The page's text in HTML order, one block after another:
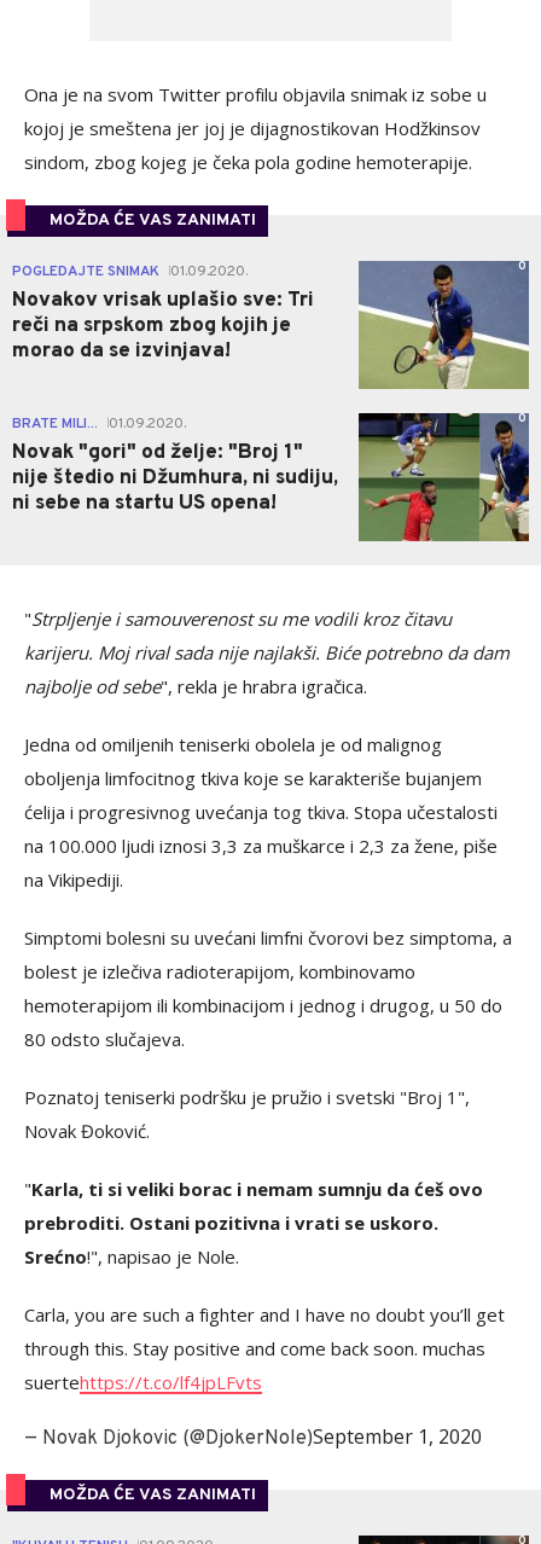
Ona je na svom Twitter profilu objavila snimak iz sobe u
kojoj je smeštena jer joj je dijagnostikovan Hodžkinsov
sindom, zbog kojeg je čeka pola godine hemoterapije.
MOŽDA ĆE VAS ZANIMATI
POGLEDAJTE SNIMAK 01.09.2020.
Novakov vrisak uplašio sve: Tri
reči na srpskom zbog kojih je
morao da se izvinjava!
0
BRATE MILI... 01.09.2020.
Novak "gori" od želje: "Broj 1"
nije štedio ni Džumhura, ni sudiju,
ni sebe na startu US opena!
0
"Strpljenje i samouverenost su me vodili kroz čitavu
karijeru. Moj rival sada nije najlakši. Biće potrebno da dam
najbolje od sebe", rekla je hrabra igračica.
Jedna od omiljenih teniserki obolela je od malignog
oboljenja limfocitnog tkiva koje se karakteriše bujanjem
ćelija i progresivnog uvećanja tog tkiva. Stopa učestalosti
na 100.000 ljudi iznosi 3,3 za muškarce i 2,3 za žene, piše
na Vikipediji.
Simptomi bolesni su uvećani limfni čvorovi bez simptoma, a
bolest je izlečiva radioterapijom, kombinovamo
hemoterapijom ili kombinacijom i jednog i drugog, u 50 do
80 odsto slučajeva.
Poznatoj teniserki podršku je pružio i svetski "Broj 1",
Novak Đoković.
"Karla, ti si veliki borac i nemam sumnju da ćeš ovo
prebroditi. Ostani pozitivna i vrati se uskoro.
Srećno!", napisao je Nole.
Carla, you are such a fighter and I have no doubt you’ll get
through this. Stay positive and come back soon. muchas
suertehttps://t.co/lf4jpLFvts
— Novak Djokovic (@DjokerNole)September 1, 2020
MOŽDA ĆE VAS ZANIMATI
0